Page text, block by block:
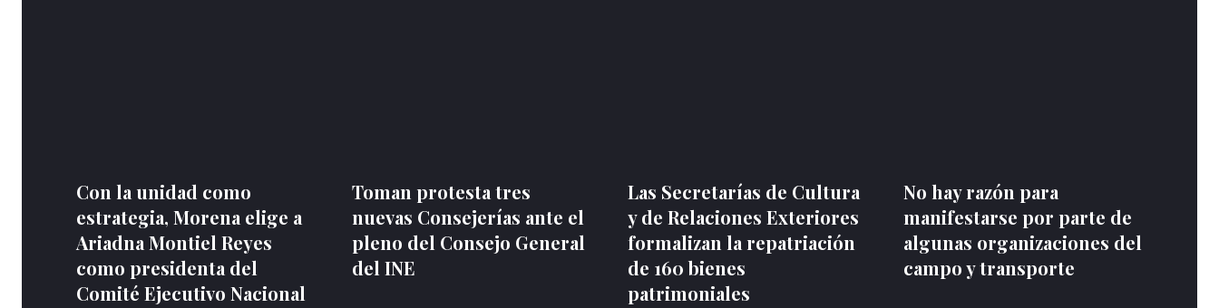
Con la unidad como
estrategia, Morena elige a
Ariadna Montiel Reyes
como presidenta del
Comité Ejecutivo Nacional
Toman protesta tres
nuevas Consejerías ante el
pleno del Consejo General
del INE
Las Secretarías de Cultura
y de Relaciones Exteriores
formalizan la repatriación
de 160 bienes
patrimoniales
No hay razón para
manifestarse por parte de
algunas organizaciones del
campo y transporte